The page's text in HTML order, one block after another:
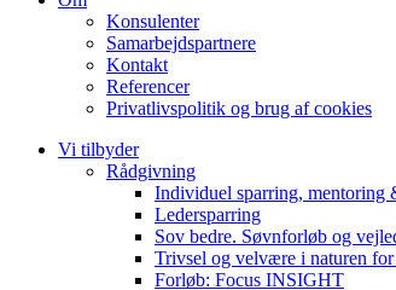
Konsulenter
Samarbejdspartnere
Kontakt
Referencer
Privatlivspolitik og brug af cookies
Vi tilbyder
Rådgivning
Individuel sparring, mentoring
Ledersparring
Sov bedre. Søvnforløb og
Trivsel og velvære i naturen
Forløb: Focus INSIGHT